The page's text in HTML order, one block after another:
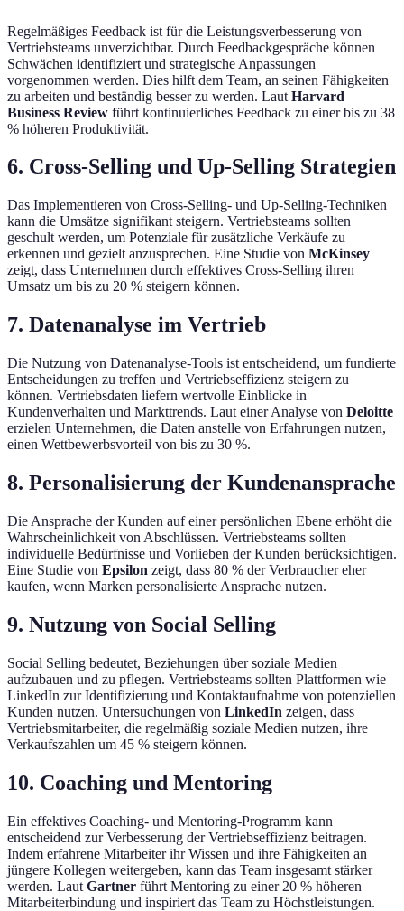
Regelmäßiges Feedback ist für die Leistungsverbesserung von
Vertriebsteams unverzichtbar. Durch Feedbackgespräche können
Schwächen identifiziert und strategische Anpassungen
vorgenommen werden. Dies hilft dem Team, an seinen Fähigkeiten
zu arbeiten und beständig besser zu werden. Laut Harvard
Business Review führt kontinuierliches Feedback zu einer bis zu 38
% höheren Produktivität.
6. Cross-Selling und Up-Selling Strategien
Das Implementieren von Cross-Selling- und Up-Selling-Techniken
kann die Umsätze signifikant steigern. Vertriebsteams sollten
geschult werden, um Potenziale für zusätzliche Verkäufe zu
erkennen und gezielt anzusprechen. Eine Studie von McKinsey
zeigt, dass Unternehmen durch effektives Cross-Selling ihren
Umsatz um bis zu 20 % steigern können.
7. Datenanalyse im Vertrieb
Die Nutzung von Datenanalyse-Tools ist entscheidend, um fundierte
Entscheidungen zu treffen und Vertriebseffizienz steigern zu
können. Vertriebsdaten liefern wertvolle Einblicke in
Kundenverhalten und Markttrends. Laut einer Analyse von Deloitte
erzielen Unternehmen, die Daten anstelle von Erfahrungen nutzen,
einen Wettbewerbsvorteil von bis zu 30 %.
8. Personalisierung der Kundenansprache
Die Ansprache der Kunden auf einer persönlichen Ebene erhöht die
Wahrscheinlichkeit von Abschlüssen. Vertriebsteams sollten
individuelle Bedürfnisse und Vorlieben der Kunden berücksichtigen.
Eine Studie von Epsilon zeigt, dass 80 % der Verbraucher eher
kaufen, wenn Marken personalisierte Ansprache nutzen.
9. Nutzung von Social Selling
Social Selling bedeutet, Beziehungen über soziale Medien
aufzubauen und zu pflegen. Vertriebsteams sollten Plattformen wie
LinkedIn zur Identifizierung und Kontaktaufnahme von potenziellen
Kunden nutzen. Untersuchungen von LinkedIn zeigen, dass
Vertriebsmitarbeiter, die regelmäßig soziale Medien nutzen, ihre
Verkaufszahlen um 45 % steigern können.
10. Coaching und Mentoring
Ein effektives Coaching- und Mentoring-Programm kann
entscheidend zur Verbesserung der Vertriebseffizienz beitragen.
Indem erfahrene Mitarbeiter ihr Wissen und ihre Fähigkeiten an
jüngere Kollegen weitergeben, kann das Team insgesamt stärker
werden. Laut Gartner führt Mentoring zu einer 20 % höheren
Mitarbeiterbindung und inspiriert das Team zu Höchstleistungen.